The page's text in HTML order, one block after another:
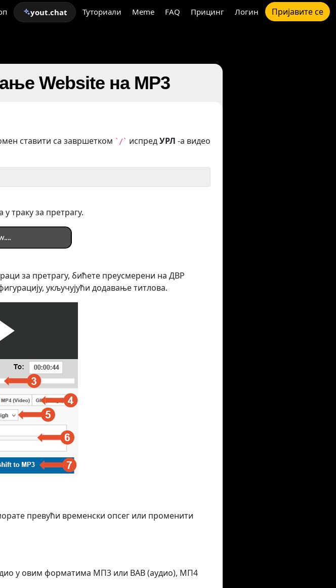
yout.chat Туториали Meme FAQ Прицинг Логин Пријавите се
Website на MP3
ставити са завршетком `/` испредУРЛ -а видео
траку за претрагу.
за претрагу, бићете преусмерени на ДВР
укључујући додавање титлова.
превући временски опсег или променити
у овим форматима МП3 или ВАВ (аудио), МП4